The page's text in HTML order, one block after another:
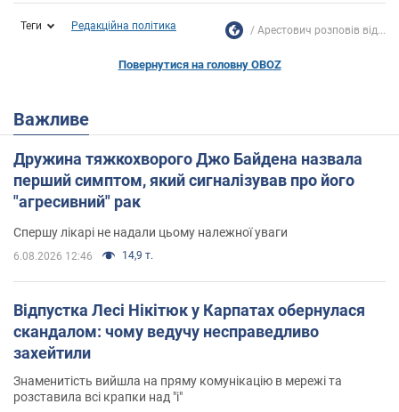
Теги Редакційна політика Арестович розповів від...
Повернутися на головну OBOZ
Важливе
Дружина тяжкохворого Джо Байдена назвала
перший симптом, який сигналізував про його
"агресивний" рак
Спершу лікарі не надали цьому належної уваги
6.08.2026 12:46 14,9 т.
Відпустка Лесі Нікітюк у Карпатах обернулася
скандалом: чому ведучу несправедливо
захейтили
Знаменитість вийшла на пряму комунікацію в мережі та
розставила всі крапки над "і"